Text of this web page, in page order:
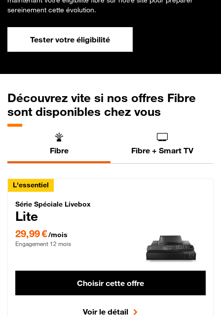
sereinement cette évolution.
Tester votre éligibilité
Découvrez vite si nos offres Fibre
sont disponibles chez vous
Fibre Fibre + Smart TV
L'essentiel
Série Spéciale Livebox Lite Fibre
Série Spéciale Livebox
Lite
29,99 €/mois
Engagement 12 mois
Choisir cette offre
Voir le détail